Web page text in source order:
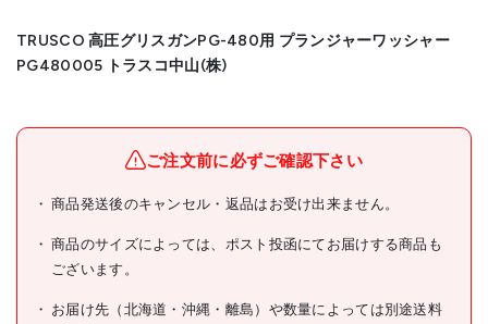
TRUSCO 高圧グリスガンPG-480用 プランジャーワッシャー
PG480005 トラスコ中山(株)
ブランド名 TRUSCO
商品名
TRUSCO 高圧グリスガン
PG-480用 プランジャーワ
型式
メーカー希望小売価格 190円(税抜)
ご注文前に必ずご確認下さい
商品発送後のキャンセル・返品はお受け出来ません。
商品のサイズによっては、ポスト投函にてお届けする商品も
ございます。
お届け先（北海道・沖縄・離島）や数量によっては別途送料